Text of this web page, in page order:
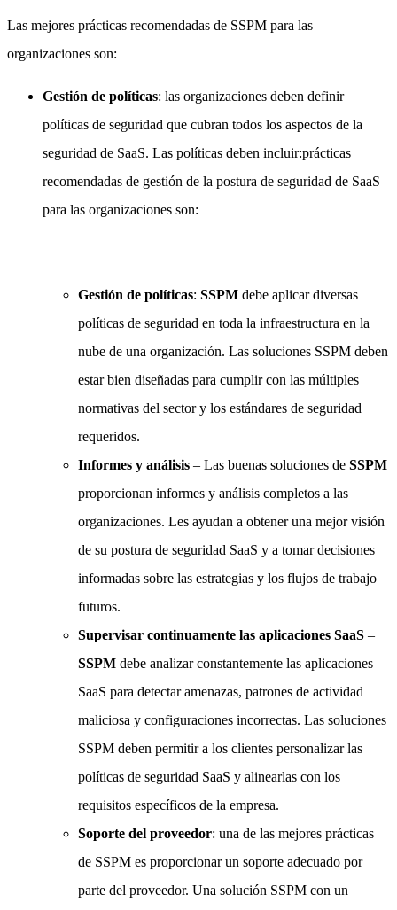
Las mejores prácticas recomendadas de SSPM para las
organizaciones son:
Gestión de políticas: las organizaciones deben definir
políticas de seguridad que cubran todos los aspectos de la
seguridad de SaaS. Las políticas deben incluir:prácticas
recomendadas de gestión de la postura de seguridad de SaaS
para las organizaciones son:
Gestión de políticas: SSPM debe aplicar diversas
políticas de seguridad en toda la infraestructura en la
nube de una organización. Las soluciones SSPM deben
estar bien diseñadas para cumplir con las múltiples
normativas del sector y los estándares de seguridad
requeridos.
Informes y análisis – Las buenas soluciones de SSPM
proporcionan informes y análisis completos a las
organizaciones. Les ayudan a obtener una mejor visión
de su postura de seguridad SaaS y a tomar decisiones
informadas sobre las estrategias y los flujos de trabajo
futuros.
Supervisar continuamente las aplicaciones SaaS –
SSPM debe analizar constantemente las aplicaciones
SaaS para detectar amenazas, patrones de actividad
maliciosa y configuraciones incorrectas. Las soluciones
SSPM deben permitir a los clientes personalizar las
políticas de seguridad SaaS y alinearlas con los
requisitos específicos de la empresa.
Soporte del proveedor: una de las mejores prácticas
de SSPM es proporcionar un soporte adecuado por
parte del proveedor. Una solución SSPM con un